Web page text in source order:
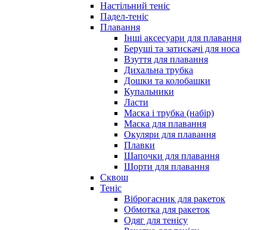
Настільний теніс
Падел-теніс
Плавання
Інші аксесуари для плавання
Беруші та затискачі для носа
Взуття для плавання
Дихальна трубка
Дошки та колобашки
Купальники
Ласти
Маска і трубка (набір)
Маска для плавання
Окуляри для плавання
Плавки
Шапочки для плавання
Шорти для плавання
Сквош
Теніс
Віброгасник для ракеток
Обмотка для ракеток
Одяг для тенісу